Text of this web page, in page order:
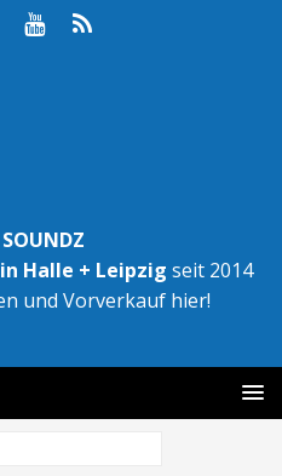
Halle + Leipzig seit 2014
und Vorverkauf hier!